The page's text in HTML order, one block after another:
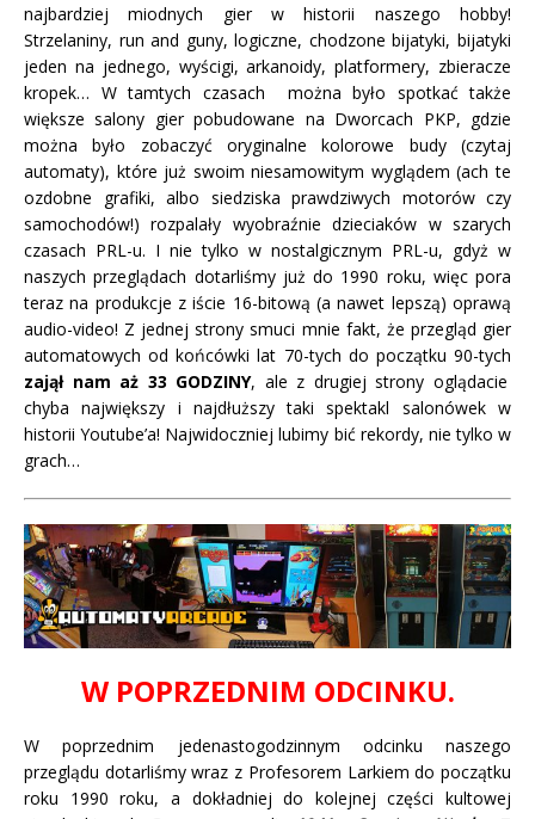
najbardziej miodnych gier w historii naszego hobby!
Strzelaniny, run and guny, logiczne, chodzone bijatyki, bijatyki
jeden na jednego, wyścigi, arkanoidy, platformery, zbieracze
kropek… W tamtych czasach można było spotkać także
większe salony gier pobudowane na Dworcach PKP, gdzie
można było zobaczyć oryginalne kolorowe budy (czytaj
automaty), które już swoim niesamowitym wyglądem (ach te
ozdobne grafiki, albo siedziska prawdziwych motorów czy
samochodów!) rozpalały wyobraźnie dzieciaków w szarych
czasach PRL-u. I nie tylko w nostalgicznym PRL-u, gdyż w
naszych przeglądach dotarliśmy już do 1990 roku, więc pora
teraz na produkcje z iście 16-bitową (a nawet lepszą) oprawą
audio-video! Z jednej strony smuci mnie fakt, że przegląd gier
automatowych od końcówki lat 70-tych do początku 90-tych
zajął nam aż 33 GODZINY, ale z drugiej strony oglądacie
chyba największy i najdłuższy taki spektakl salonówek w
historii Youtube’a! Najwidoczniej lubimy bić rekordy, nie tylko w
grach…
W POPRZEDNIM ODCINKU.
W poprzednim jedenastogodzinnym odcinku naszego
przeglądu dotarliśmy wraz z Profesorem Larkiem do początku
roku 1990 roku, a dokładniej do kolejnej części kultowej